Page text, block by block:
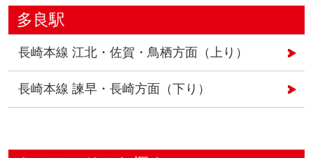
多良駅
長崎本線 江北・佐賀・鳥栖方面（上り）
長崎本線 諫早・長崎方面（下り）